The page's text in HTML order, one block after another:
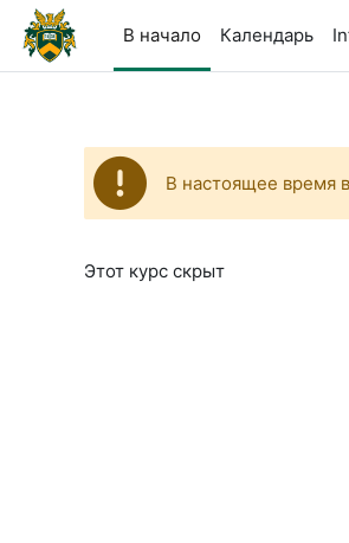
Перейти к основному содержанию
В начало
Календарь
В настоящее время
Этот курс скрыт